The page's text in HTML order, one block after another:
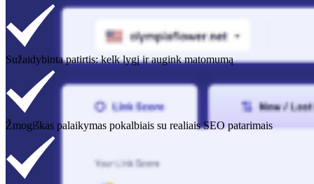
Sužaidybinta patirtis: kelk lygį ir augink matomumą
Žmogiškas palaikymas pokalbiais su realiais SEO patarimais